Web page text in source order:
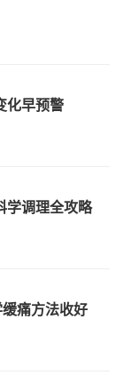
化早预警
学调理全攻略
痛方法收好